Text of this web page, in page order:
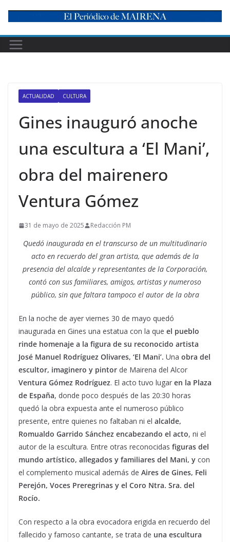
content
ACTUALIDAD CULTURA
Gines inauguró anoche
una escultura a ‘El Mani’,
obra del mairenero
Ventura Gómez
31 de mayo de 2025 Redacción PM
Quedó inaugurada en el transcurso de un multitudinario
acto en recuerdo del gran artista, que además de la
presencia del alcalde y representantes de la Corporación,
contó con sus familiares, amigos, artistas y numeroso
público, sin que faltara tampoco el autor de la obra
En la noche de ayer viernes 30 de mayo quedó
inaugurada en Gines una estatua con la que el pueblo
rinde homenaje a la figura de su reconocido artista
José Manuel Rodríguez Olivares, ‘El Mani’. Una obra del
escultor, imaginero y pintor de Mairena del Alcor
Ventura Gómez Rodríguez. El acto tuvo lugar en la Plaza
de España, donde poco después de las 20:30 horas
quedó la obra expuesta ante el numeroso público
presente, entre quienes no faltaban ni el alcalde,
Romualdo Garrido Sánchez encabezando el acto, ni el
autor de la escultura. Entre otras reconocidas figuras del
mundo artístico, allegados y familiares del Mani, y con
el complemento musical además de Aires de Gines, Feli
Perejón, Voces Preregrinas y el Coro Ntra. Sra. del
Rocío.
Con respecto a la obra evocadora erigida en recuerdo del
fallecido y famoso cantante, se trata de una escultura